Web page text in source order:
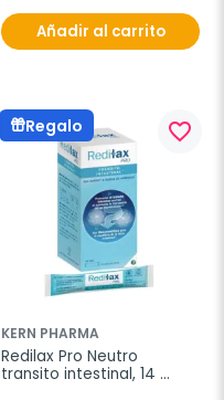
Añadir al carrito
Regalo favorite_border
KERN PHARMA
Redilax Pro Neutro
transito intestinal, 14